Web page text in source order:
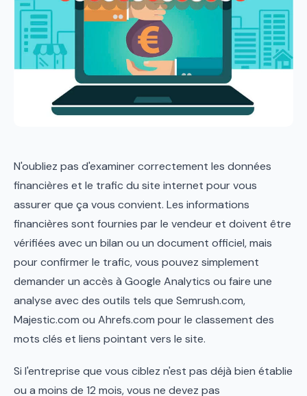
N'oubliez pas d'examiner correctement les données
financières et le trafic du site internet pour vous
assurer que ça vous convient. Les informations
financières sont fournies par le vendeur et doivent être
vérifiées avec un bilan ou un document officiel, mais
pour confirmer le trafic, vous pouvez simplement
demander un accès à Google Analytics ou faire une
analyse avec des outils tels que Semrush.com,
Majestic.com ou Ahrefs.com pour le classement des
mots clés et liens pointant vers le site.
Si l'entreprise que vous ciblez n'est pas déjà bien établie
ou a moins de 12 mois, vous ne devez pas